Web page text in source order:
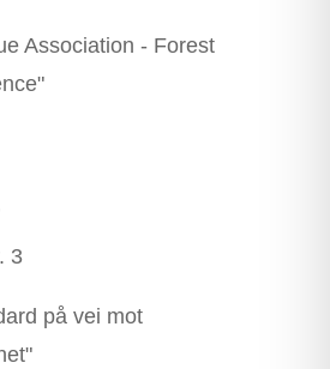
Association - Forest
3
på vei mot